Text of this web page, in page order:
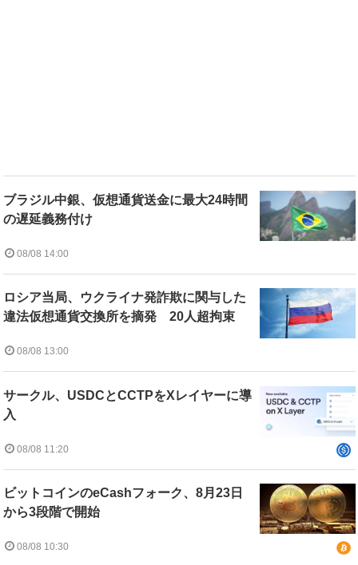
ブラジル中銀、仮想通貨送金に最大24時間
の遅延義務付け
08/08 14:00
ロシア当局、ウクライナ発詐欺に関与した
違法仮想通貨交換所を摘発 20人超拘束
08/08 13:00
サークル、USDCとCCTPをXレイヤーに導
入
08/08 11:20
ビットコインのeCashフォーク、8月23日
から3段階で開始
08/08 10:30